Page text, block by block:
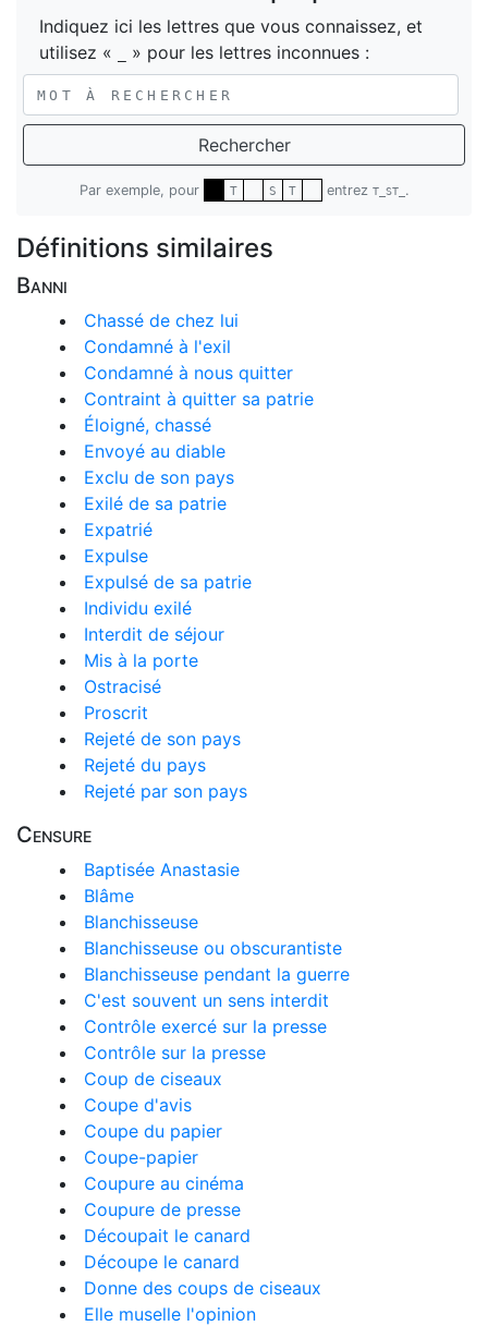
Indiquez ici les lettres que vous connaissez, et
utilisez «
» pour les lettres inconnues :
Rechercher
Par exemple, pour T S T entrez T_ST_ .
Définitions similaires
Banni
Chassé de chez lui
Condamné à l'exil
Condamné à nous quitter
Contraint à quitter sa patrie
Éloigné, chassé
Envoyé au diable
Exclu de son pays
Exilé de sa patrie
Expatrié
Expulse
Expulsé de sa patrie
Individu exilé
Interdit de séjour
Mis à la porte
Ostracisé
Proscrit
Rejeté de son pays
Rejeté du pays
Rejeté par son pays
Censure
Baptisée Anastasie
Blâme
Blanchisseuse
Blanchisseuse ou obscurantiste
Blanchisseuse pendant la guerre
C'est souvent un sens interdit
Contrôle exercé sur la presse
Contrôle sur la presse
Coup de ciseaux
Coupe d'avis
Coupe du papier
Coupe-papier
Coupure au cinéma
Coupure de presse
Découpait le canard
Découpe le canard
Donne des coups de ciseaux
Elle muselle l'opinion